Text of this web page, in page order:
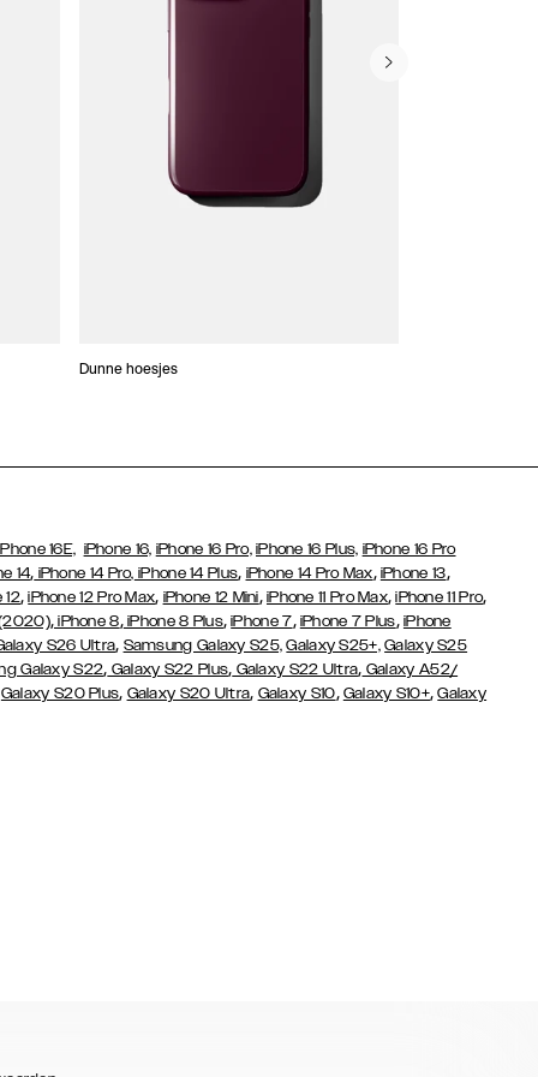
Dunne hoesjes
16E, iPhone 16, iPhone 16 Pro, iPhone 16 Plus, iPhone 16 Pro
14, iPhone 14 Pro, iPhone 14 Plus, iPhone 14 Pro Max, iPhone 13,
12,iPhone 12 Pro Max, iPhone 12 Mini, iPhone 11 Pro Max,iPhone 11 Pro,
,iPhone 8,iPhone 8 Plus,iPhone 7, iPhone 7 Plus, iPhone
S26 Ultra, Samsung Galaxy S25, Galaxy S25+, Galaxy S25
Galaxy S22, Galaxy S22 Plus, Galaxy S22 Ultra, Galaxy A52/
Galaxy S20 Plus, Galaxy S20 Ultra, Galaxy S10, Galaxy S10+,Galaxy